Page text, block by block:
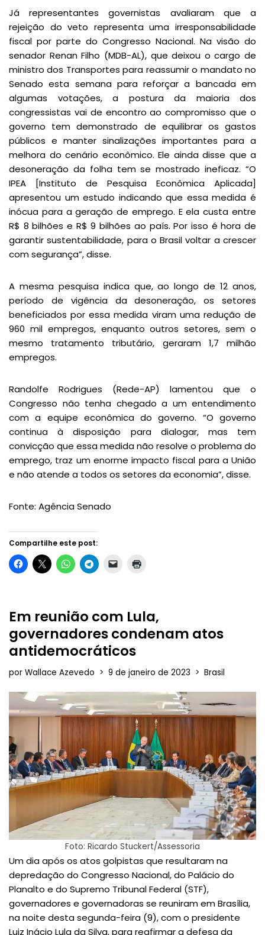
Já representantes governistas avaliaram que a
rejeição do veto representa uma irresponsabilidade
fiscal por parte do Congresso Nacional. Na visão do
senador Renan Filho (MDB-AL), que deixou o cargo de
ministro dos Transportes para reassumir o mandato no
Senado esta semana para reforçar a bancada em
algumas votações, a postura da maioria dos
congressistas vai de encontro ao compromisso que o
governo tem demonstrado de equilibrar os gastos
públicos e manter sinalizações importantes para a
melhora do cenário econômico. Ele ainda disse que a
desoneração da folha tem se mostrado ineficaz. “O
IPEA [Instituto de Pesquisa Econômica Aplicada]
apresentou um estudo indicando que essa medida é
inócua para a geração de emprego. E ela custa entre
R$ 8 bilhões e R$ 9 bilhões ao país. Por isso é hora de
garantir sustentabilidade, para o Brasil voltar a crescer
com segurança”, disse.
A mesma pesquisa indica que, ao longo de 12 anos,
período de vigência da desoneração, os setores
beneficiados por essa medida viram uma redução de
960 mil empregos, enquanto outros setores, sem o
mesmo tratamento tributário, geraram 1,7 milhão
empregos.
Randolfe Rodrigues (Rede-AP) lamentou que o
Congresso não tenha chegado a um entendimento
com a equipe econômica do governo. “O governo
continua à disposição para dialogar, mas tem
convicção que essa medida não resolve o problema do
emprego, traz um enorme impacto fiscal para a União
e não atende a todos os setores da economia”, disse.
Fonte: Agência Senado
Compartilhe este post:
Em reunião com Lula,
governadores condenam atos
antidemocráticos
por Wallace Azevedo 9 de janeiro de 2023 Brasil
Foto: Ricardo Stuckert/Assessoria
Um dia após os atos golpistas que resultaram na
depredação do Congresso Nacional, do Palácio do
Planalto e do Supremo Tribunal Federal (STF),
governadores e governadoras se reuniram em Brasília,
na noite desta segunda-feira (9), com o presidente
Luiz Inácio Lula da Silva, para reafirmar a defesa da